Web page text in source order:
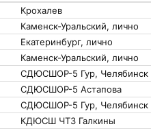
Крохалев
Каменск-Уральский, лично
Екатеринбург, лично
Каменск-Уральский, лично
СДЮСШОР-5 Гур, Челябинск
СДЮСШОР-5 Астапова
СДЮСШОР-5 Гур, Челябинск
КДЮСШ ЧТЗ Галкины